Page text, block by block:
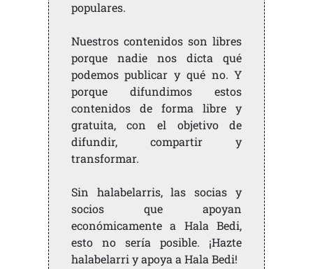
populares.
Nuestros contenidos son libres
porque nadie nos dicta qué
podemos publicar y qué no. Y
porque difundimos estos
contenidos de forma libre y
gratuita, con el objetivo de
difundir, compartir y
transformar.
Sin halabelarris, las socias y
socios que apoyan
económicamente a Hala Bedi,
esto no sería posible. ¡Hazte
halabelarri y apoya a Hala Bedi!